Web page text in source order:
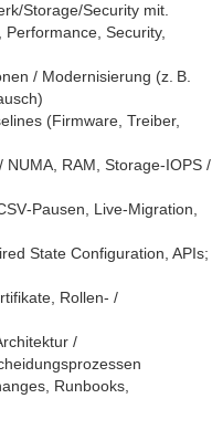
Storage/Security mit.
Security,
/ Modernisierung (z. B.
(Firmware, Treiber,
RAM, Storage‑IOPS /
Live‑Migration,
State Configuration, APIs;
Rollen- /
/
Runbooks,